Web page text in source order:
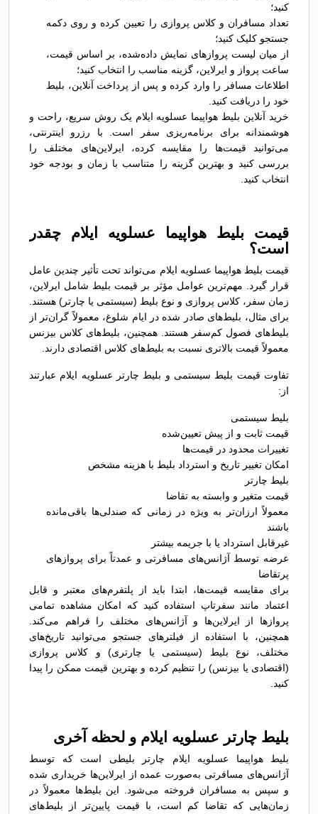
کنید؛
تعداد مسافران و کلاس پروازی را تعیین کرده و روی دکمه
جستجو کلیک کنید؛
از میان لیست پروازهای نمایش داده‌شده، بر اساس قیمت،
ساعت پرواز و ایرلاین، گزینه مناسب را انتخاب کنید؛
اطلاعات مسافر را وارد کرده و پس از پرداخت آنلاین، بلیط
خود را دریافت کنید.
خرید آنلاین بلیط هواپیما عسلویه ایلام یک روش سریع، راحت و
هوشمندانه برای برنامه‌ریزی سفر است. با رزرو اینترنتی،
می‌توانید قیمت‌ها را مقایسه کرده، ایرلاین‌های مختلف را
بررسی کنید و بهترین گزینه را متناسب با زمان و بودجه خود
انتخاب کنید.
قیمت بلیط هواپیما عسلویه ایلام چقدر
است؟
قیمت بلیط هواپیما عسلویه ایلام می‌تواند تحت تأثیر چندین عامل
قرار گیرد. مهم‌ترین عوامل مؤثر بر قیمت بلیط شامل ایرلاین،
زمان سفر، کلاس پروازی و نوع بلیط (سیستمی یا چارتر) هستند.
برای مثال، بلیط‌های صادر شده در ایام شلوغ، معمولاً گران‌تر از
بلیط‌های فصول کم‌سفر هستند. همچنین، بلیط‌های کلاس بیزنس
معمولاً قیمت بالاتری نسبت به بلیط‌های کلاس اقتصادی دارند.
تفاوت قیمت بلیط سیستمی و بلیط چارتر عسلویه ایلام عبارتند
از:
بلیط سیستمی
قیمت ثابت و از پیش تعیین‌شده
تغییرات محدود در قیمت‌ها
امکان تغییر تاریخ و استرداد بلیط با هزینه مشخص
بلیط چارتر
قیمت متغیر و وابسته به تقاضا
معمولاً ارزان‌تر به ویژه در زمانی که صندلی‌ها باقی‌مانده
باشند
غیرقابل استرداد یا با جریمه بیشتر
عرضه توسط آژانس‌های مسافرتی و عمدتاً برای پروازهای
پرتقاضا
برای مقایسه قیمت‌ها، ابتدا باید از پلتفرم‌های معتبر و قابل
اعتماد مانند سفرتاپ استفاده کنید که امکان مشاهده تمامی
پروازها از ایرلاین‌ها و آژانس‌های مختلف را فراهم می‌کند.
همچنین، با استفاده از فیلترهای جستجو می‌توانید تاریخ‌های
مختلف، نوع بلیط (سیستمی یا چارتری) و کلاس پروازی
(اقتصادی یا بیزنس) را تنظیم کرده و بهترین قیمت ممکن را پیدا
کنید.
بلیط چارتر عسلویه ایلام و لحظه آخری
بلیط هواپیما عسلویه ایلام چارتر بلیطی است که توسط
آژانس‌های مسافرتی به‌صورت عمده از ایرلاین‌ها خریداری شده
و سپس به مسافران فروخته می‌شود. این بلیط‌ها معمولاً در
زمان‌هایی که تقاضا کم است، با قیمت پایین‌تر از بلیط‌های